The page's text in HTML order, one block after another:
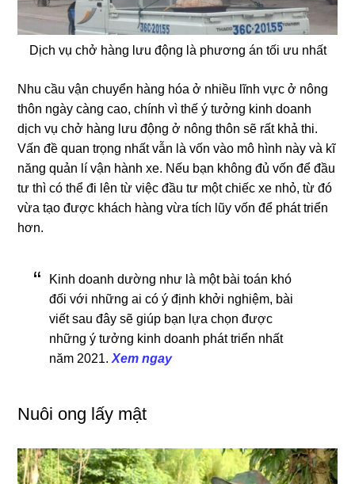
Dịch vụ chở hàng lưu động là phương án tối ưu nhất
Nhu cầu vận chuyển hàng hóa ở nhiều lĩnh vực ở nông
thôn ngày càng cao, chính vì thế ý tưởng kinh doanh
dịch vụ chở hàng lưu động ở nông thôn sẽ rất khả thi.
Vấn đề quan trọng nhất vẫn là vốn vào mô hình này và kĩ
năng quản lí vận hành xe. Nếu bạn không đủ vốn để đầu
tư thì có thể đi lên từ việc đầu tư một chiếc xe nhỏ, từ đó
vừa tạo được khách hàng vừa tích lũy vốn để phát triển
hơn.
Kinh doanh dường như là một bài toán khó
đối với những ai có ý định khởi nghiệm, bài
viết sau đây sẽ giúp bạn lựa chọn được
những ý tưởng kinh doanh phát triển nhất
năm 2021. Xem ngay
Nuôi ong lấy mật